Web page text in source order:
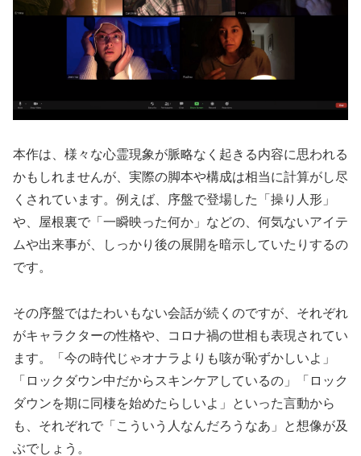
本作は、様々な心霊現象が脈略なく起きる内容に思われる
かもしれませんが、実際の脚本や構成は相当に計算がし尽
くされています。例えば、序盤で登場した「操り人形」
や、屋根裏で「一瞬映った何か」などの、何気ないアイテ
ムや出来事が、しっかり後の展開を暗示していたりするの
です。
その序盤ではたわいもない会話が続くのですが、それぞれ
がキャラクターの性格や、コロナ禍の世相も表現されてい
ます。「今の時代じゃオナラよりも咳が恥ずかしいよ」
「ロックダウン中だからスキンケアしているの」「ロック
ダウンを期に同棲を始めたらしいよ」といった言動から
も、それぞれで「こういう人なんだろうなあ」と想像が及
ぶでしょう。